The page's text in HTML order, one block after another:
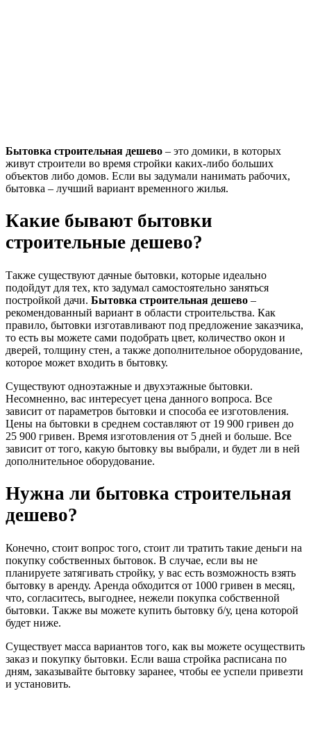
Бытовка строительная дешево – это домики, в которых
живут строители во время стройки каких-либо больших
объектов либо домов. Если вы задумали нанимать рабочих,
бытовка – лучший вариант временного жилья.
Какие бывают бытовки
строительные дешево?
Также существуют дачные бытовки, которые идеально
подойдут для тех, кто задумал самостоятельно заняться
постройкой дачи. Бытовка строительная дешево –
рекомендованный вариант в области строительства. Как
правило, бытовки изготавливают под предложение заказчика,
то есть вы можете сами подобрать цвет, количество окон и
дверей, толщину стен, а также дополнительное оборудование,
которое может входить в бытовку.
Существуют одноэтажные и двухэтажные бытовки.
Несомненно, вас интересует цена данного вопроса. Все
зависит от параметров бытовки и способа ее изготовления.
Цены на бытовки в среднем составляют от 19 900 гривен до
25 900 гривен. Время изготовления от 5 дней и больше. Все
зависит от того, какую бытовку вы выбрали, и будет ли в ней
дополнительное оборудование.
Нужна ли бытовка строительная
дешево?
Конечно, стоит вопрос того, стоит ли тратить такие деньги на
покупку собственных бытовок. В случае, если вы не
планируете затягивать стройку, у вас есть возможность взять
бытовку в аренду. Аренда обходится от 1000 гривен в месяц,
что, согласитесь, выгоднее, нежели покупка собственной
бытовки. Также вы можете купить бытовку б/у, цена которой
будет ниже.
Существует масса вариантов того, как вы можете осуществить
заказ и покупку бытовки. Если ваша стройка расписана по
дням, заказывайте бытовку заранее, чтобы ее успели привезти
и установить.